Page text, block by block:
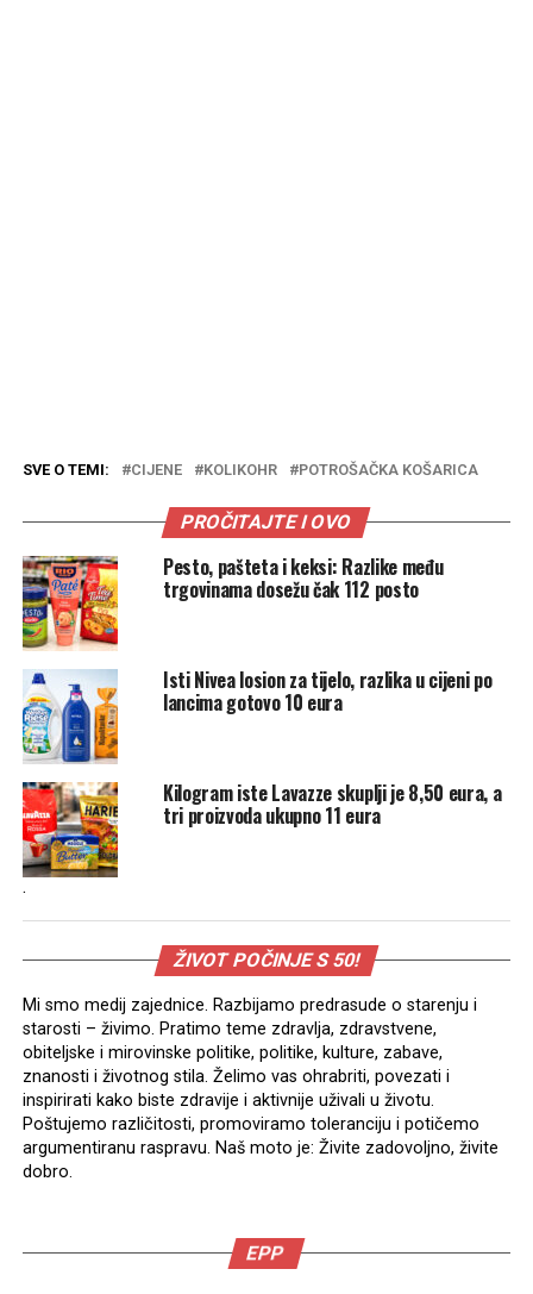
SVE O TEMI: CIJENE KOLIKOHR POTROŠAČKA KOŠARICA
PROČITAJTE I OVO
Pesto, pašteta i keksi: Razlike među
trgovinama dosežu čak 112 posto
Isti Nivea losion za tijelo, razlika u cijeni po
lancima gotovo 10 eura
Kilogram iste Lavazze skuplji je 8,50 eura, a
tri proizvoda ukupno 11 eura
.
ŽIVOT POČINJE S 50!
Mi smo medij zajednice. Razbijamo predrasude o starenju i
starosti – živimo. Pratimo teme zdravlja, zdravstvene,
obiteljske i mirovinske politike, politike, kulture, zabave,
znanosti i životnog stila. Želimo vas ohrabriti, povezati i
inspirirati kako biste zdravije i aktivnije uživali u životu.
Poštujemo različitosti, promoviramo toleranciju i potičemo
argumentiranu raspravu. Naš moto je: Živite zadovoljno, živite
dobro.
EPP